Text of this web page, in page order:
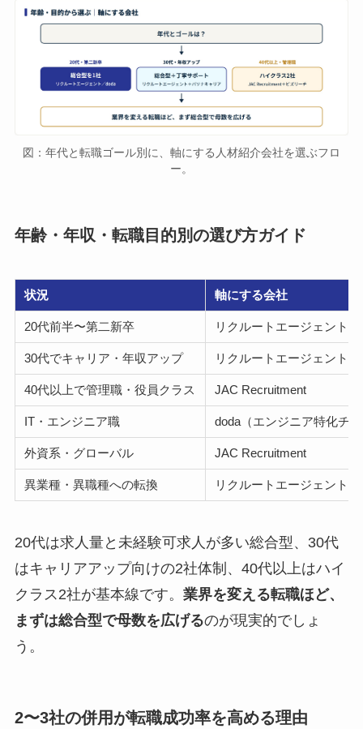
図：年代と転職ゴール別に、軸にする人材紹介会社を選ぶフロ
ー。
年齢・年収・転職目的別の選び方ガイド
状況 軸にする会社
20代前半〜第二新卒 リクルートエージェント／
30代でキャリア・年収アップ リクルートエージェント
40代以上で管理職・役員クラス JAC Recruitment
IT・エンジニア職 doda（エンジニア特化チ
外資系・グローバル JAC Recruitment
異業種・異職種への転換 リクルートエージェント
20代は求人量と未経験可求人が多い総合型、30代
はキャリアアップ向けの2社体制、40代以上はハイ
クラス2社が基本線です。 業界を変える転職ほど、
まずは総合型で母数を広げるのが現実的でしょ
う。
2〜3社の併用が転職成功率を高める理由